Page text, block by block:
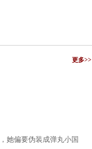
更多>>
她偏要伪装成弹丸小国